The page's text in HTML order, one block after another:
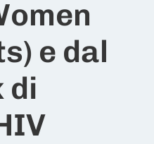
e dal
di